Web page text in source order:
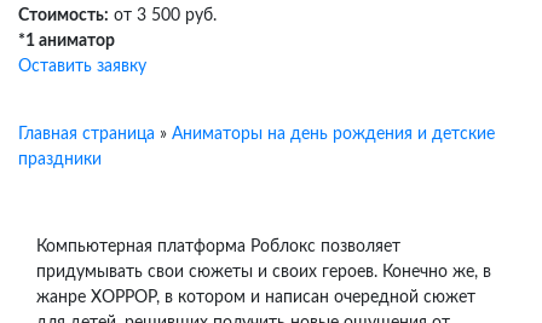
Стоимость: от 3 500 руб.
*1 аниматор
Оставить заявку
Главная страница » Аниматоры на день рождения и детские
праздники
Компьютерная платформа Роблокс позволяет
придумывать свои сюжеты и своих героев. Конечно же, в
жанре ХОРРОР, в котором и написан очередной сюжет